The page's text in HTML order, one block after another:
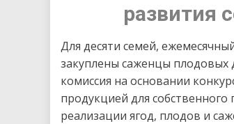
развития
Для десяти семей,
закуплены саженцы плодовых
комиссия на основании
продукцией для
реализации ягод, плодов и